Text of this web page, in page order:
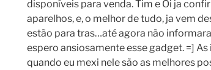
disponíveis para venda. Tim e Oi ja
aparelhos, e, o melhor de tudo, ja vem
estão para tras…até agora não
espero ansiosamente esse gadget. =]
quando eu mexi nele são as melhores